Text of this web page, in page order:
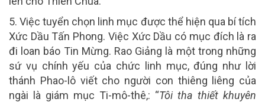
5. Việc tuyển chọn linh mục được thể hiện qua bí tích
Xức Dầu Tấn Phong. Việc Xức Dầu có mục đích là ra
đi loan báo Tin Mừng. Rao Giảng là một trong những
sứ vụ chính yếu của chức linh mục, đúng như lời
thánh Phao-lô viết cho người con thiêng liêng của
ngài là giám mục Ti-mô-thê,: “Tôi tha thiết khuyên